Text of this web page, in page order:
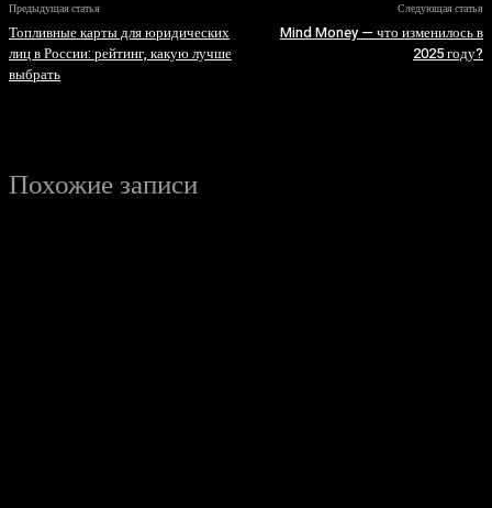
Предыдущая статья
Топливные карты для юридических
лиц в России: рейтинг, какую лучше
выбрать
Следующая статья
Mind Money — что изменилось в
2025 году?
Похожие записи